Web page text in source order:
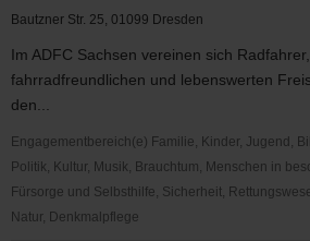
e.
Bautzner Str. 25, 01099 Dresden
Im ADFC Sachsen vereinen sich
fahrradfreundlichen und lebenswerten
den...
Engagementbereich(e) Familie, Kinder, Jugend,
Politik, Kultur, Musik, Brauchtum, Menschen in
Fürsorge und Selbsthilfe, Sicherheit,
Natur, Denkmalpflege